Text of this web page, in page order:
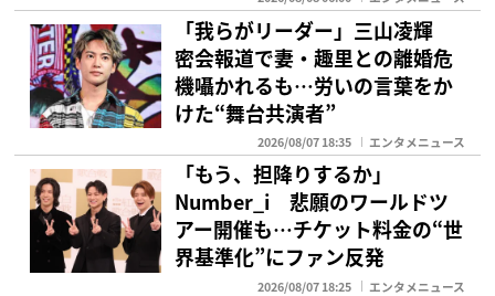
「我らがリーダー」三山凌輝
密会報道で妻・趣里との離婚危
機囁かれるも…労いの言葉をか
けた“舞台共演者”
2026/08/07 18:35 エンタメニュース
「もう、担降りするか」
Number_i 悲願のワールドツ
アー開催も…チケット料金の“世
界基準化”にファン反発
2026/08/07 18:25 エンタメニュース